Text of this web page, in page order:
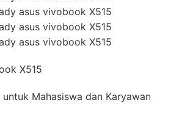
X515
Mahasiswa dan Karyawan